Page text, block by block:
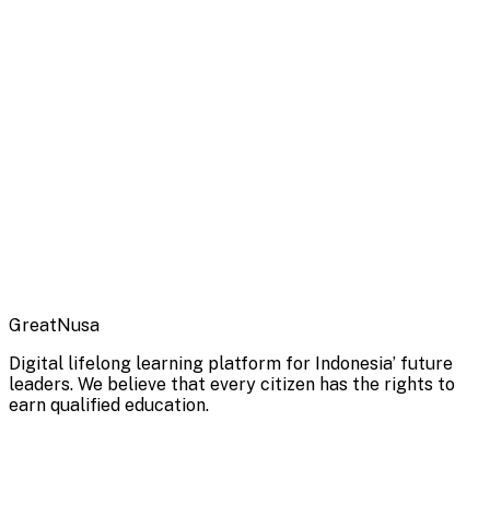
GreatNusa
Digital lifelong learning platform for Indonesia’ future
leaders. We believe that every citizen has the rights to
earn qualified education.